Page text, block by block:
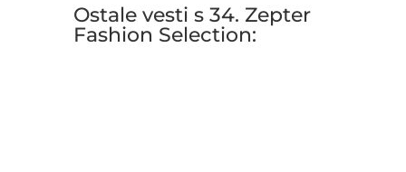
Ostale vesti s 34. Zepter
Fashion Selection: